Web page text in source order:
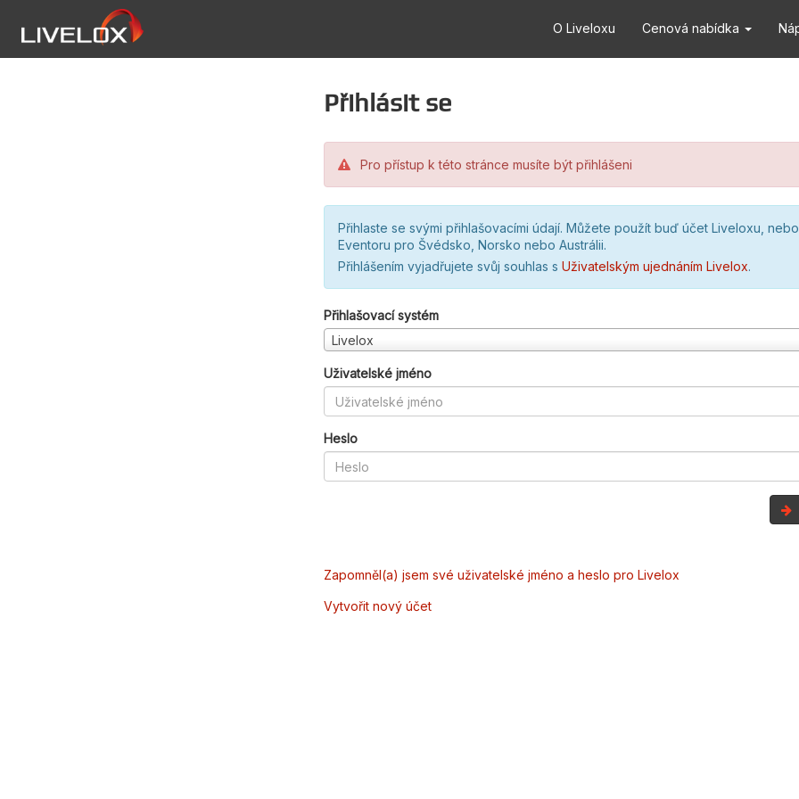
O Liveloxu Cenová nabídka
Přihlásit se
Pro přístup k této stránce musíte být přihlášeni
Přihlaste se svými přihlašovacími údají. Můžete použít buď účet Liveloxu,
Eventoru pro Švédsko, Norsko nebo Austrálii.
Přihlášením vyjadřujete svůj souhlas s Uživatelským ujednáním Livelox.
Přihlašovací systém
Livelox
Uživatelské jméno
Heslo
Zapomněl(a) jsem své uživatelské jméno a heslo pro Livelox
Vytvořit nový účet